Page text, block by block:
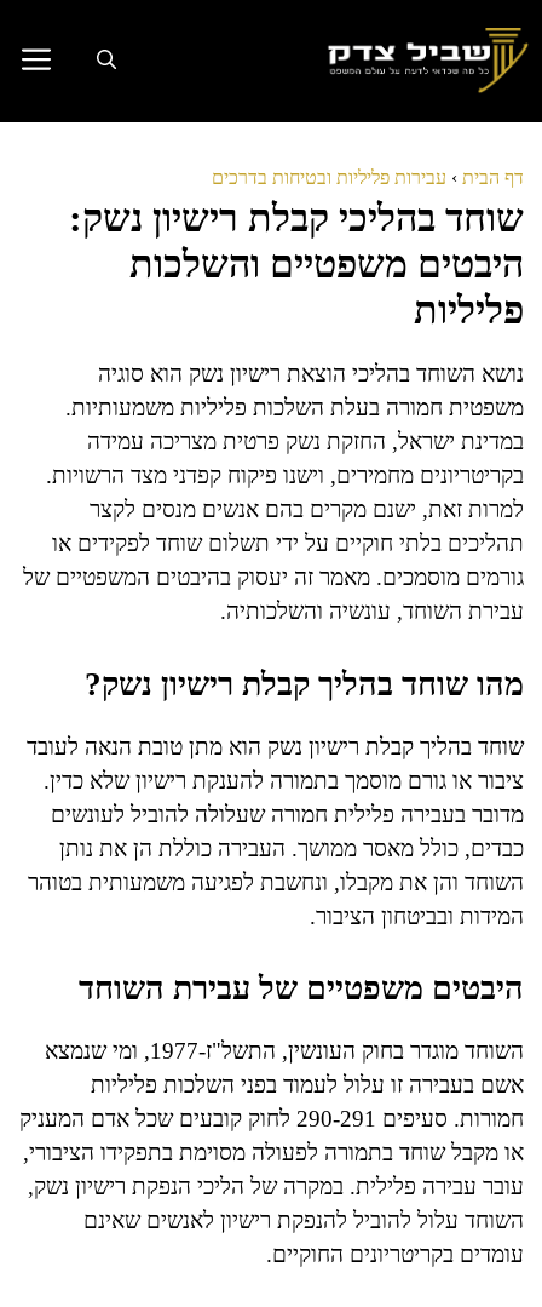
לתוכן
דף הבית › עבירות פליליות ובטיחות בדרכים
שוחד בהליכי קבלת רישיון נשק:
היבטים משפטיים והשלכות
פליליות
נושא השוחד בהליכי הוצאת רישיון נשק הוא סוגיה
משפטית חמורה בעלת השלכות פליליות משמעותיות.
במדינת ישראל, החזקת נשק פרטית מצריכה עמידה
בקריטריונים מחמירים, וישנו פיקוח קפדני מצד הרשויות.
למרות זאת, ישנם מקרים בהם אנשים מנסים לקצר
תהליכים בלתי חוקיים על ידי תשלום שוחד לפקידים או
גורמים מוסמכים. מאמר זה יעסוק בהיבטים המשפטיים של
עבירת השוחד, עונשיה והשלכותיה.
מהו שוחד בהליך קבלת רישיון נשק?
שוחד בהליך קבלת רישיון נשק הוא מתן טובת הנאה לעובד
ציבור או גורם מוסמך בתמורה להענקת רישיון שלא כדין.
מדובר בעבירה פלילית חמורה שעלולה להוביל לעונשים
כבדים, כולל מאסר ממושך. העבירה כוללת הן את נותן
השוחד והן את מקבלו, ונחשבת לפגיעה משמעותית בטוהר
המידות ובביטחון הציבור.
היבטים משפטיים של עבירת השוחד
השוחד מוגדר בחוק העונשין, התשל"ז-1977, ומי שנמצא
אשם בעבירה זו עלול לעמוד בפני השלכות פליליות
חמורות. סעיפים 290-291 לחוק קובעים שכל אדם המעניק
או מקבל שוחד בתמורה לפעולה מסוימת בתפקידו הציבורי,
עובר עבירה פלילית. במקרה של הליכי הנפקת רישיון נשק,
השוחד עלול להוביל להנפקת רישיון לאנשים שאינם
עומדים בקריטריונים החוקיים.